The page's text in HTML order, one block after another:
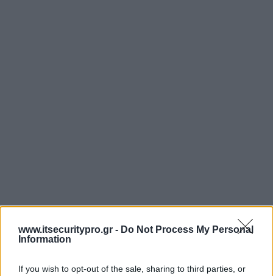
www.itsecuritypro.gr - Do Not Process My Personal
Information
If you wish to opt-out of the sale, sharing to third parties, or